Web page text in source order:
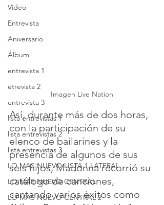
Video
Entrevista
Aniversario
Álbum
entrevista 1
etrevista 2
entrevista 3
lista entrevistas 1
lista entrevistas 2
lista entrevistas 3
LO MAS NUEVO LISTA 1 LATERAL
LO MAS NUEVO CENTRAL
LO MAS NUEVO CENTRAL 2
Imagen Live Nation
Así, durante más de dos horas,
con la participación de su
elenco de bailarines y la
presencia de algunos de sus
seis hijos, Madonna recorrió su
catálogo de canciones,
cantando varios éxitos como